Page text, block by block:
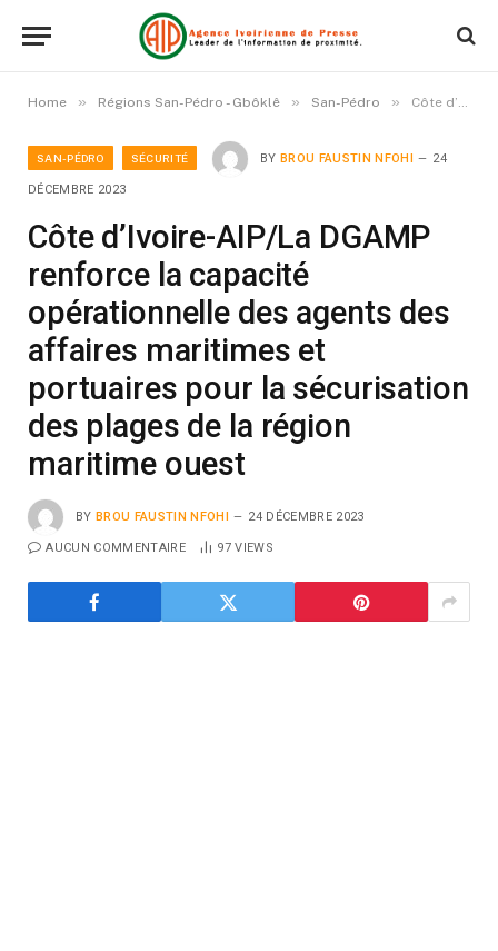
Home » Régions San-Pédro - Gbôklê » San-Pédro » Côte d’Ivoire-AIP/La DGAMP renforce la capacité opérationnelle des agents des affaires maritimes et portuaires pour la sécurisation des plages de la région maritime ouest
SAN-PÉDRO SÉCURITÉ BY BROU FAUSTIN NFOHI 24
DÉCEMBRE 2023
Côte d’Ivoire-AIP/La DGAMP
renforce la capacité
opérationnelle des agents des
affaires maritimes et
portuaires pour la sécurisation
des plages de la région
maritime ouest
BY BROU FAUSTIN NFOHI 24 DÉCEMBRE 2023
AUCUN COMMENTAIRE 97VIEWS